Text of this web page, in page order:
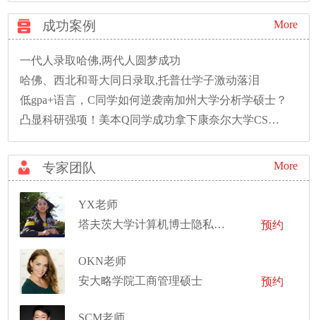
成功案例 More
一代人录取哈佛,两代人圆梦成功
哈佛、西北和哥大同日录取,托普仕学子激动落泪
低gpa+语言，C同学如何逆袭南加州大学分析学硕士？
凸显科研强项！美本Q同学成功拿下康奈尔大学CS硕士录取！
专家团队 More
YX老师
塔夫茨大学计算机博士隐私数据库方向、耶鲁大学生物统计专业和西北大学计算机专业双硕士，罗格斯大学数学专业学士
预约
OKN老师
安大略学院工商管理硕士
预约